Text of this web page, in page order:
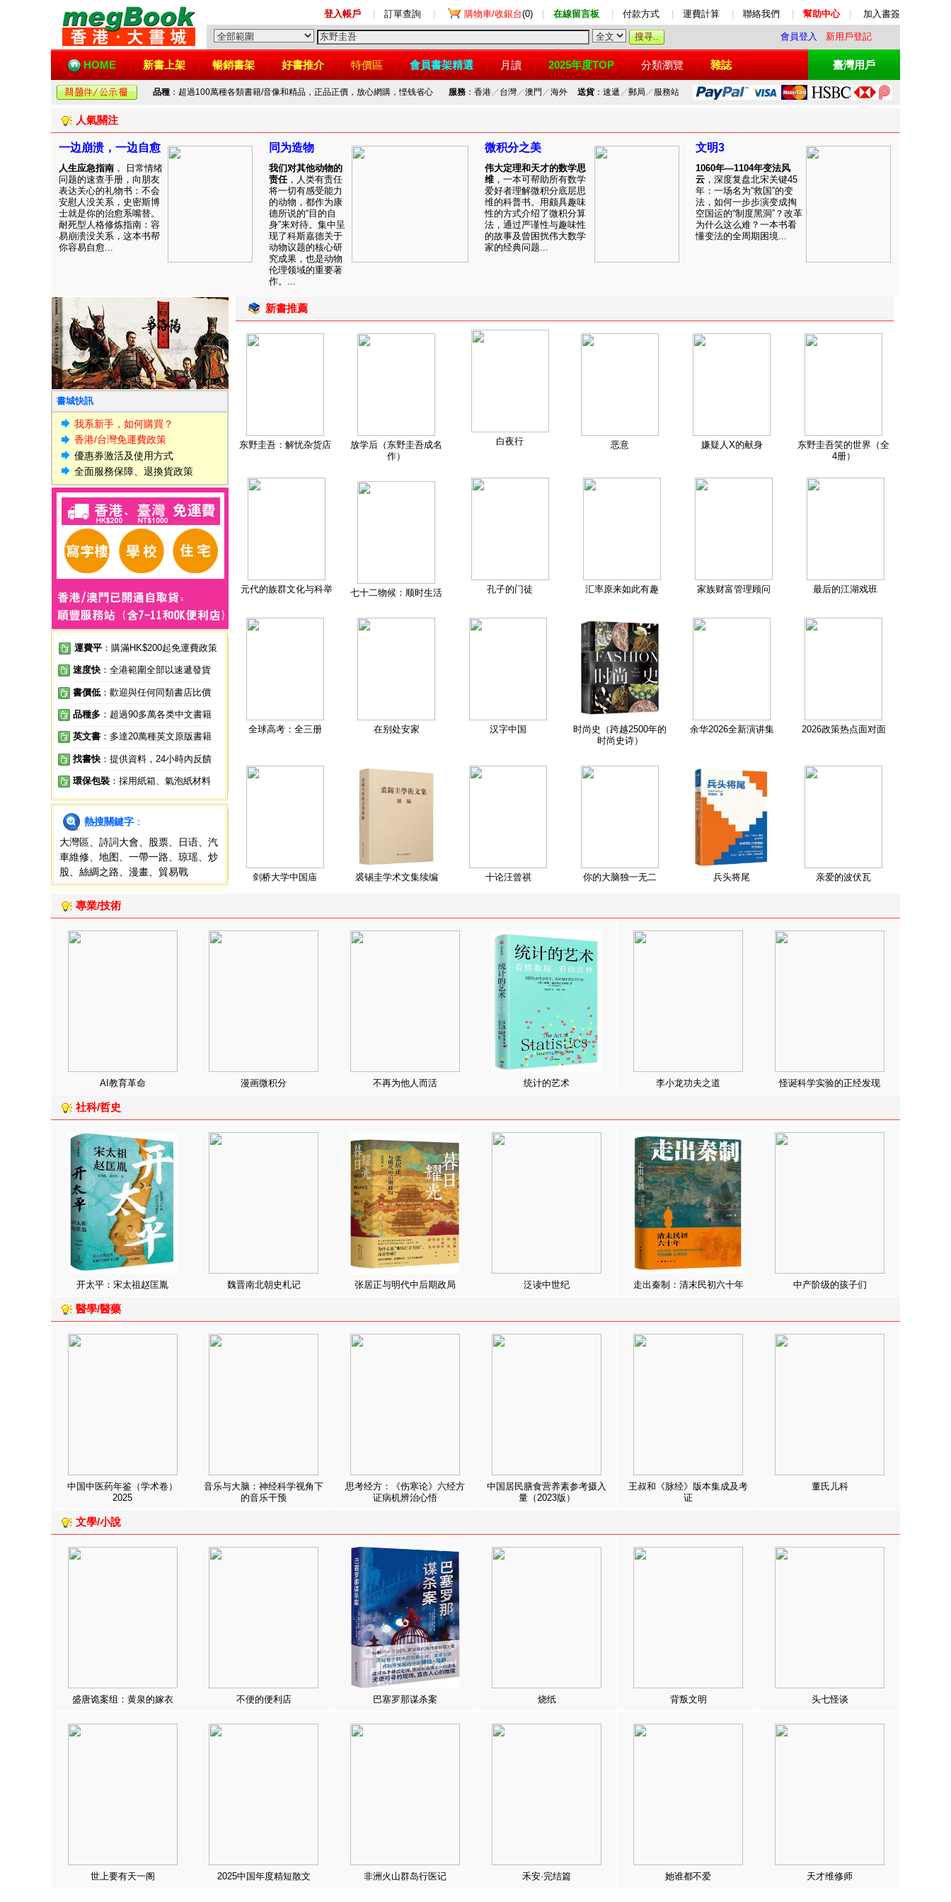
登入帳戶 訂單查詢 購物車/收銀台(0) 在線留言板 付款方式 運費計算 聯絡我們 幫助中心 加入書簽
會員登入 新用戶登記
HOME 新書上架 暢銷書架 好書推介 特價區 會員書架精選 月讀 2025年度TOP 分類瀏覽 雜誌 臺灣用戶
品種 ：超過100萬種各類書籍/音像和精品，正品正價，放心網購，悭钱省心 服務：香港／ 台灣／澳門 ／海外 送貨：速遞 ／郵局 ／ 服務站
人氣關注
一边崩溃，一边自愈
人生应急指南 ， 日常情绪
问题的速查手册，向朋友
表达关心的礼物书：不会
安慰人没关系，史密斯博
士就是你的治愈系嘴替。
耐死型人格修炼指南：容
易崩溃没关系，这本书帮
你容易自愈...
同为造物
我们对其他动物的
责任，人类有责任
将一切有感受能力
的动物，都作为康
德所说的“目的自
身”来对待。集中呈
现了科斯嘉德关于
动物议题的核心研
究成果，也是动物
伦理领域的重要著
作。...
微积分之美
伟大定理和天才的数学思
维 ，一本可帮助所有数学
爱好者理解微积分底层思
维的科普书。用颇具趣味
性的方式介绍了微积分算
法，通过严谨性与趣味性
的故事及曾困扰伟大数学
家的经典问题...
文明3
1060年—1104年变法风
云 ，深度复盘北宋关键45
年：一场名为“救国”的变
法，如何一步步演变成掏
空国运的“制度黑洞”？改革
为什么这么难？一本书看
懂变法的全周期困境...
書城快訊
我系新手，如何購買？
香港/台灣免運費政策
優惠券激活及使用方式
全面服務保障、退換貨政策
運費平 ：購滿HK$200起免運費政策
速度快 ：全港範圍全部以速遞發貨
書價低 ：歡迎與任何同類書店比價
品種多 ：超過90多萬各类中文書籍
英文書 ：多達20萬種英文原版書籍
找書快 ：提供資料，24小時內反饋
環保包裝 ：採用紙箱、氣泡紙材料
熱搜關鍵字 ：
大灣區
詩詞大會 股票 日语
汽
車維修
地图 一帶一路 琼瑶
炒
股
絲綢之路 漫畫 貿易戰
新書推薦
东野圭吾：解忧杂货店
放学后（东野圭吾成名
作）
白夜行 恶意 嫌疑人X的献身
东野圭吾笑的世界（全
4册）
元代的族群文化与科举 七十二物候：顺时生活 孔子的门徒 汇率原来如此有趣 家族财富管理顾问 最后的江湖戏班
全球高考：全三册 在别处安家 汉字中国
时尚史（跨越2500年的
时尚史诗）
余华2026全新演讲集 2026政策热点面对面
剑桥大学中国庙 裘锡圭学术文集续编 十论汪曾祺 你的大脑独一无二 兵头将尾 亲爱的波伏瓦
專業/技術
AI教育革命 漫画微积分 不再为他人而活 统计的艺术 李小龙功夫之道 怪诞科学实验的正经发现
社科/哲史
开太平：宋太祖赵匡胤 魏晋南北朝史札记 张居正与明代中后期政局 泛读中世纪 走出秦制：清末民初六十年 中产阶级的孩子们
醫學/醫藥
中国中医药年鉴（学术卷）
2025
音乐与大脑：神经科学视角下
的音乐干预
思考经方：《伤寒论》六经方
证病机辨治心悟
中国居民膳食营养素参考摄入
量（2023版）
王叔和《脉经》版本集成及考
证
董氏儿科
文學/小說
盛唐诡案组：黄泉的嫁衣 不便的便利店 巴塞罗那谋杀案 烧纸 背叛文明 头七怪谈
世上要有天一阁 2025中国年度精短散文 非洲火山群岛行医记 禾安·完结篇 她谁都不爱 天才维修师